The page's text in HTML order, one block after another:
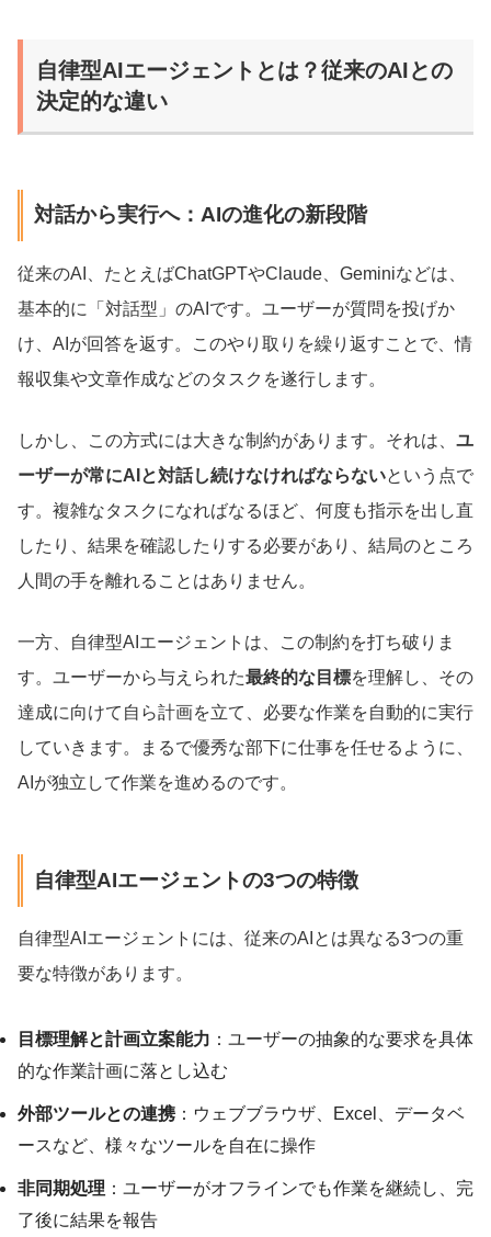
自律型AIエージェントとは？従来のAIとの
決定的な違い
対話から実行へ：AIの進化の新段階
従来のAI、たとえばChatGPTやClaude、Geminiなどは、
基本的に「対話型」のAIです。ユーザーが質問を投げか
け、AIが回答を返す。このやり取りを繰り返すことで、情
報収集や文章作成などのタスクを遂行します。
しかし、この方式には大きな制約があります。それは、 ユ
ーザーが常にAIと対話し続けなければならないという点で
す。複雑なタスクになればなるほど、何度も指示を出し直
したり、結果を確認したりする必要があり、結局のところ
人間の手を離れることはありません。
一方、自律型AIエージェントは、この制約を打ち破りま
す。ユーザーから与えられた最終的な目標を理解し、その
達成に向けて自ら計画を立て、必要な作業を自動的に実行
していきます。まるで優秀な部下に仕事を任せるように、
AIが独立して作業を進めるのです。
自律型AIエージェントの3つの特徴
自律型AIエージェントには、従来のAIとは異なる3つの重
要な特徴があります。
目標理解と計画立案能力 ：ユーザーの抽象的な要求を具体
的な作業計画に落とし込む
外部ツールとの連携 ：ウェブブラウザ、Excel、データベ
ースなど、様々なツールを自在に操作
非同期処理 ：ユーザーがオフラインでも作業を継続し、完
了後に結果を報告